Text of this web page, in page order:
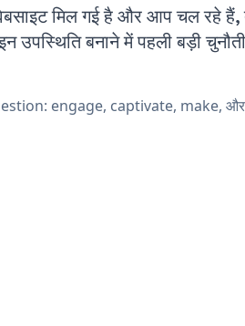
मिल गई है और आप चल रहे हैं,
बनाने में पहली बड़ी
engage, captivate, make, और